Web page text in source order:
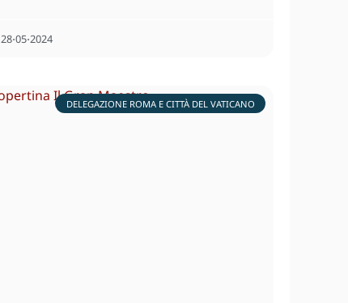
28⋅05⋅2024
DELEGAZIONE ROMA E CITTÀ DEL VATICANO